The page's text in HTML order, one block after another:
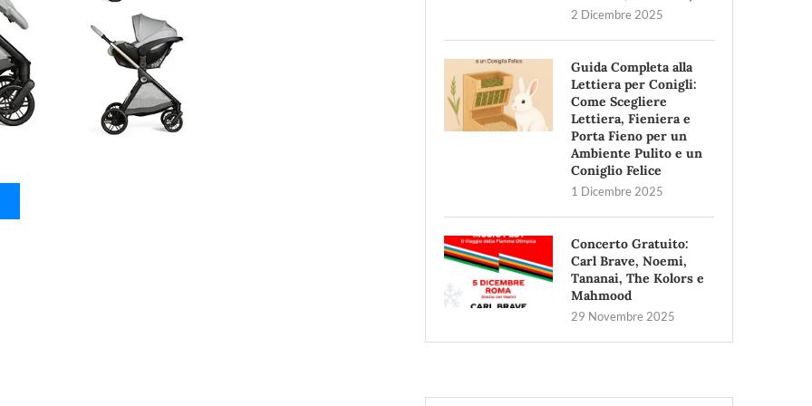
2 Dicembre 2025
Guida Completa alla
Lettiera per Conigli:
Come Scegliere
Lettiera, Fieniera e
Porta Fieno per un
Ambiente Pulito e un
Coniglio Felice
1 Dicembre 2025
Concerto Gratuito:
Carl Brave, Noemi,
Tananai, The Kolors e
Mahmood
29 Novembre 2025